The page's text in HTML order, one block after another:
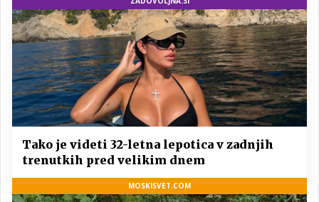
Tako je videti 32-letna lepotica v zadnjih
trenutkih pred velikim dnem
MOSKISVET.COM